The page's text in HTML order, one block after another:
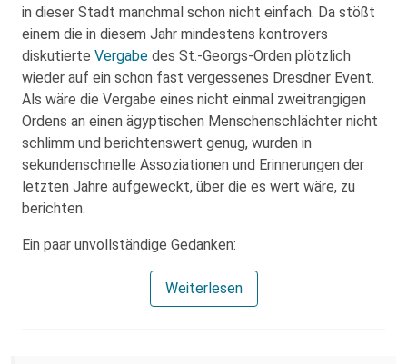
in dieser Stadt manchmal schon nicht einfach. Da stößt
einem die in diesem Jahr mindestens kontrovers
diskutierte Vergabe des St.-Georgs-Orden plötzlich
wieder auf ein schon fast vergessenes Dresdner Event.
Als wäre die Vergabe eines nicht einmal zweitrangigen
Ordens an einen ägyptischen Menschenschlächter nicht
schlimm und berichtenswert genug, wurden in
sekundenschnelle Assoziationen und Erinnerungen der
letzten Jahre aufgeweckt, über die es wert wäre, zu
berichten.
Ein paar unvollständige Gedanken:
Weiterlesen